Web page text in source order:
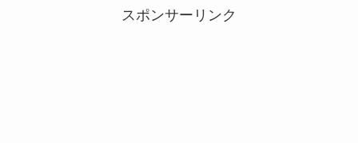
スポンサーリンク